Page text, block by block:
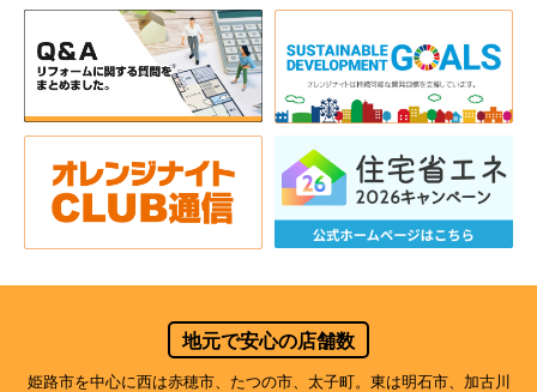
地元で安心の店舗数
姫路市を中心に西は赤穂市、たつの市、太子町。東は明石市、加古川